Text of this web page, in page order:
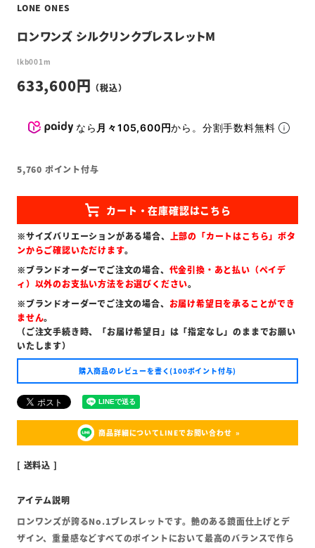
LONE ONES
ロンワンズ シルクリンクブレスレットM
lkb001m
633,600
なら 月々105,600円から。分割手数料無料
5,760 ポイント付与
※サイズバリエーションがある場合、 上部の「カートはこちら」ボタ
ンからご確認いただけます。
※ブランドオーダーでご注文の場合、 代金引換・あと払い（ペイデ
ィ）以外のお支払い方法をお選びください。
※ブランドオーダーでご注文の場合、 お届け希望日を承ることができ
ません。
（ご注文手続き時、「お届け希望日」は「指定なし」のままでお願い
いたします）
購入商品のレビューを書く(100ポイント付与)
商品詳細についてLINEでお問い合わせ
送料込
ロンワンズが誇るNo.1ブレスレットです。艶のある鏡面仕上げとデ
ザイン、重量感などすべてのポイントにおいて最高のバランスで作ら